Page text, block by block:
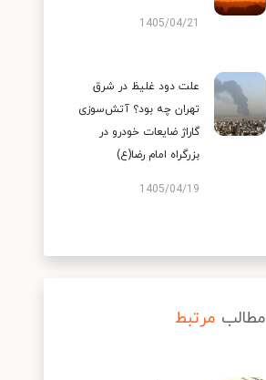
1405/04/21
علت دود غلیظ در شرق
تهران چه بود؟ آتش‌سوزی
گاراژ ضایعات خودرو در
بزرگراه امام رضا(ع)
1405/04/19
مطالب مرتبط